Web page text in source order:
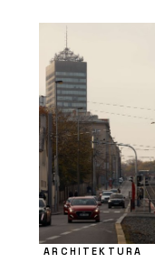
ARCHITEKTURA